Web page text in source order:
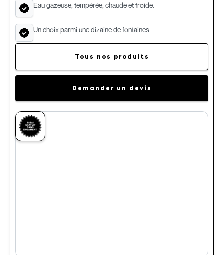
Eau gazeuse, tempérée, chaude et froide.
Un choix parmi une dizaine de fontaines
Tous nos produits
Demander un devis